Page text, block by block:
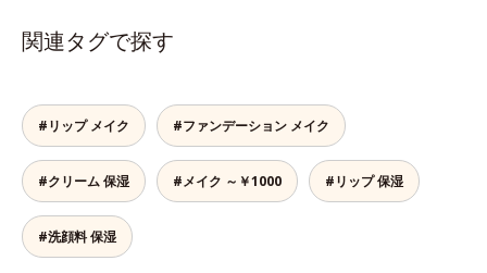
これ1本で、美容液・日焼け止め・
化粧下地・ファンデーション・コン
ムを塗るだけでベースメイクまで一
気に完成。使うほどに肌を美しく整
え、長時間キープします。
ちな大人の肌を、血色感のある肌に
補整する、ピンクベージュカラーで
す。※オルビスのすべてのファンデ
ーションの下地としてご使用いただ
関連タグで探す
#リップ メイク #ファンデーション メイク
#クリーム 保湿 #メイク ～￥1000 #リップ 保湿
#洗顔料 保湿